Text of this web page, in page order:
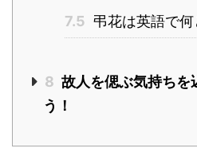
7.5 弔花は英語で何
8 故人を偲ぶ気持ちを
う！